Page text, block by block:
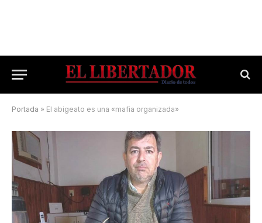
Portada » El abigeato es una «mafia organizada»